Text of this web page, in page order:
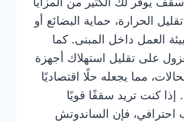
الحرارة، حماية البضائع أو
العمل داخل المبنى. كما
على تقليل استهلاك أجهزة
مما يجعله حلًا اقتصاديًا
كنت تريد سقفًا قويًا
احترافي، فإن الساندوتش